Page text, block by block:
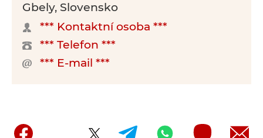
Gbely, Slovensko
*** Kontaktní osoba ***
*** Telefon ***
*** E-mail ***